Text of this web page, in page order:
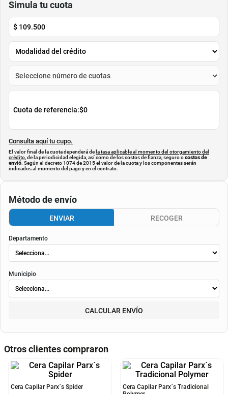
Simula tu cuota
$ 109.500
Cuota de referencia:$0
Consulta aquí tu cupo.
El valor final de la cuota dependerá de la tasa aplicable al momento del otorgamiento del
crédito , de la periodicidad elegida, así como de los costos de fianza, seguro ocostos de
envió. Según el decreto 1074 de 2015 el valor de la cuota y los componentes serán
indicados al momento del pago y en el contrato.
Método de envío
ENVIAR RECOGER
Departamento
Municipio
CALCULAR ENVÍO
Otros clientes compraron